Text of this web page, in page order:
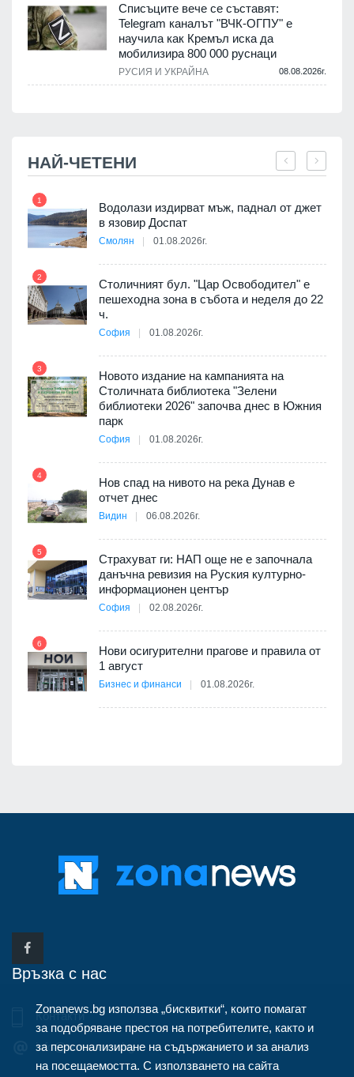
Списъците вече се съставят:
Telegram каналът "ВЧК-ОГПУ" е
научила как Кремъл иска да
мобилизира 800 000 руснаци
РУСИЯ И УКРАЙНА 08.08.2026г.
НАЙ-ЧЕТЕНИ
1
Водолази издирват мъж, паднал от джет
в язовир Доспат
Смолян 01.08.2026г.
2
Столичният бул. "Цар Освободител" е
пешеходна зона в събота и неделя до 22
ч.
София 01.08.2026г.
3
Новото издание на кампанията на
Столичната библиотека "Зелени
библиотеки 2026" започва днес в Южния
парк
София 01.08.2026г.
4
Нов спад на нивото на река Дунав е
отчет днес
Видин 06.08.2026г.
5
Страхуват ги: НАП още не е започнала
данъчна ревизия на Руския културно-
информационен център
София 02.08.2026г.
6
Нови осигурителни прагове и правила от
1 август
Бизнес и финанси 01.08.2026г.
Връзка с нас
Контакти
info@zonanews.bg
Zonanews.bg използва „бисквитки“, които помагат
за подобряване престоя на потребителите, както и
за персонализиране на съдържанието и за анализ
на посещаемостта. С използването на сайта